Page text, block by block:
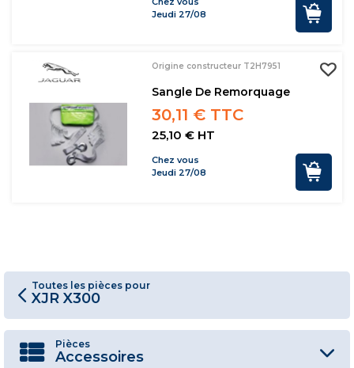
Jeudi 27/08
Origine constructeur T2H7951
Sangle De Remorquage
30,11 € TTC
25,10 € HT
Chez vous
Jeudi 27/08
Toutes les pièces pour
XJR X300
Pièces
Accessoires